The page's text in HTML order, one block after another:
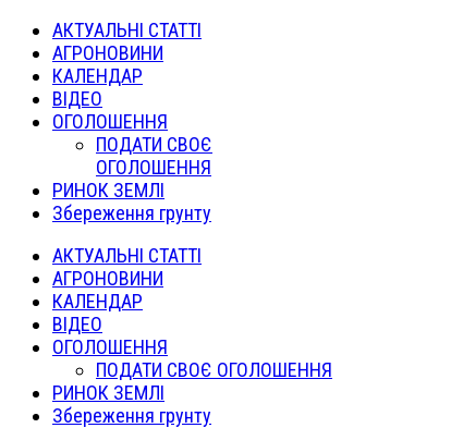
АКТУАЛЬНІ СТАТТІ
АГРОНОВИНИ
КАЛЕНДАР
ВІДЕО
ОГОЛОШЕННЯ
ПОДАТИ СВОЄ
ОГОЛОШЕННЯ
РИНОК ЗЕМЛІ
Збереження грунту
АКТУАЛЬНІ СТАТТІ
АГРОНОВИНИ
КАЛЕНДАР
ВІДЕО
ОГОЛОШЕННЯ
ПОДАТИ СВОЄ ОГОЛОШЕННЯ
РИНОК ЗЕМЛІ
Збереження грунту